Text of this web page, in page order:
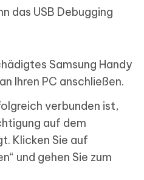
das USB Debugging
Samsung Handy
Ihren PC anschließen.
verbunden ist,
auf dem
Klicken Sie auf
und gehen Sie zum